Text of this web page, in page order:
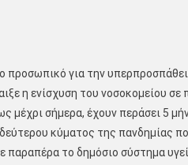
προσωπικό για την
η ενίσχυση του νοσοκομείου
σήμερα, έχουν περάσει 5
κύματος της πανδημίας
παραπέρα το δημόσιο σύστημα